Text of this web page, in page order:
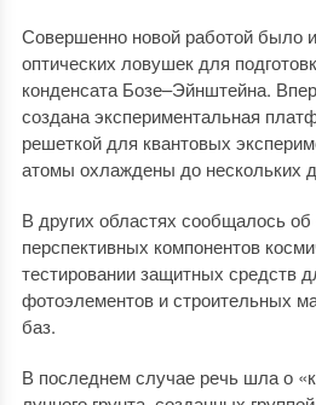
Совершенно новой работой было
оптических ловушек для
конденсата Бозе–Эйнштейна.
создана экспериментальная
решеткой для квантовых
атомы охлаждены до нескольких
В других областях сообщалось об
перспективных компонентов
тестировании защитных средств
фотоэлементов и строительных
баз.
В последнем случае речь шла о